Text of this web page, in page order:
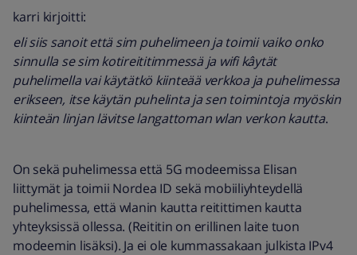
karri kirjoitti:
eli siis sanoit että sim puhelimeen ja toimii vaiko onko
sinnulla se sim kotireititimmessä ja wifi kâytät
puhelimella vai käytätkö kiinteää verkkoa ja puhelimessa
erikseen, itse käytän puhelinta ja sen toimintoja myöskin
kiinteän linjan lävitse langattoman wlan verkon kautta.
On sekä puhelimessa että 5G modeemissa Elisan
liittymät ja toimii Nordea ID sekä mobiiliyhteydellä
puhelimessa, että wlanin kautta reitittimen kautta
yhteyksissä ollessa. (Reititin on erillinen laite tuon
modeemin lisäksi). Ja ei ole kummassakaan julkista IPv4